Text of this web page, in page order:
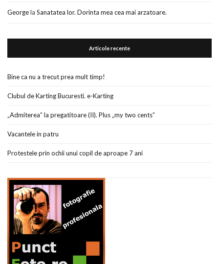
Georgela Sanatatea lor. Dorinta mea cea mai arzatoare.
Articole recente
Bine ca nu a trecut prea mult timp!
Clubul de Karting Bucuresti. e-Karting
„Admiterea” la pregatitoare (II). Plus „my two cents”
Vacantele in patru
Protestele prin ochii unui copil de aproape 7 ani